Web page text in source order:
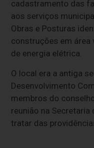
cadastramento das
aos serviços
Obras e Posturas
construções em área
de energia elétrica.
O local era a antiga
Desenvolvimento
membros do
reunião na
tratar das